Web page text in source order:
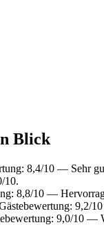
Blick
8,4/10 — Sehr
10.
8,8/10 —
9,2/
9,0/10 —